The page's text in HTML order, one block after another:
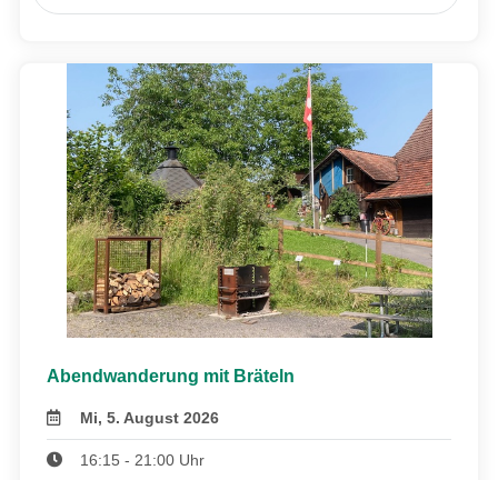
Abendwanderung mit Bräteln
Mi, 5. August 2026
16:15 - 21:00 Uhr